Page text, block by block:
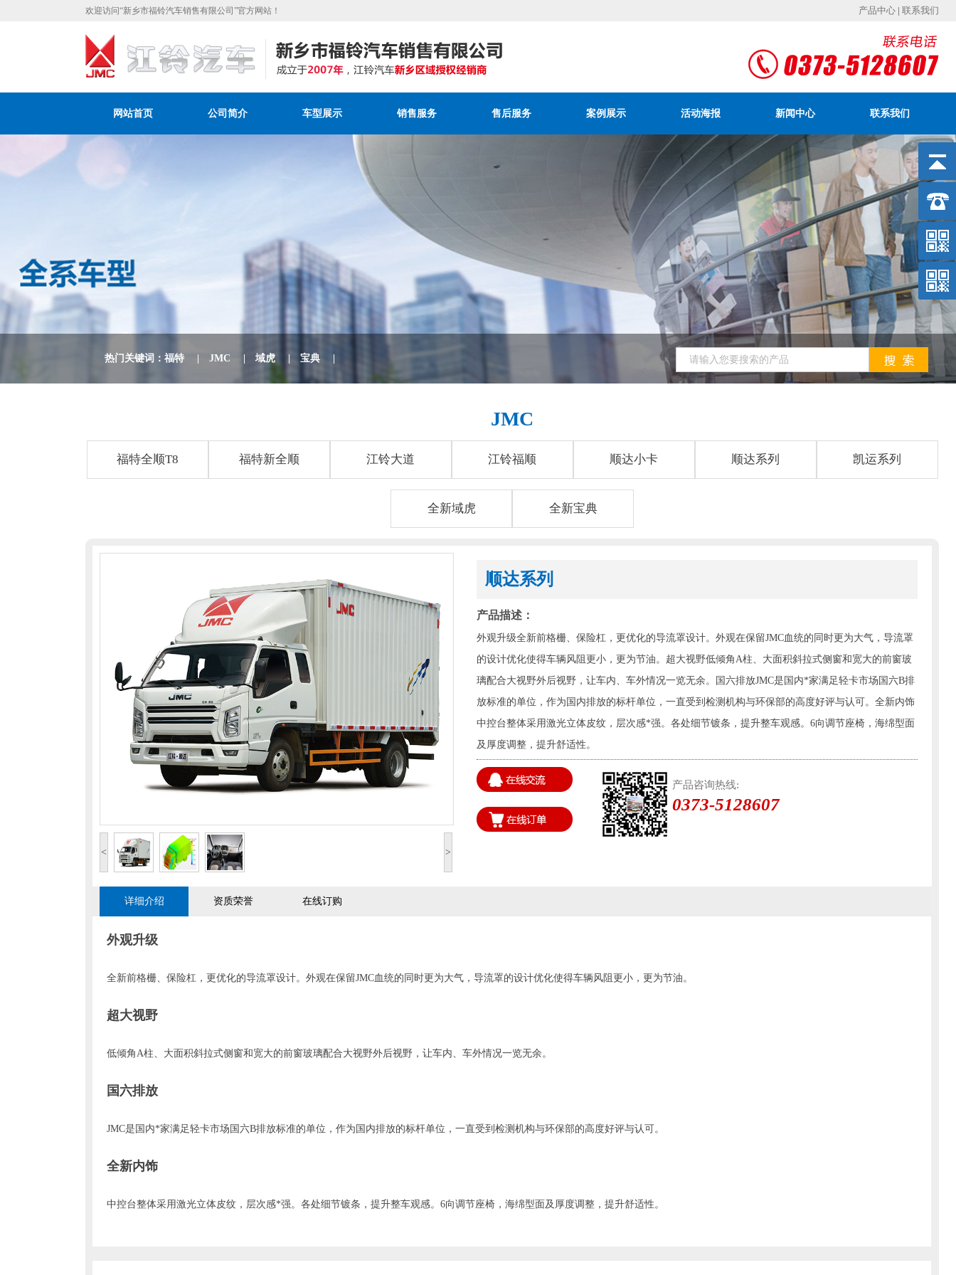
欢迎访问“新乡市福铃汽车销售有限公司”官方网站！ 产品中心 | 联系我们
网站首页 公司简介 车型展示 销售服务 售后服务 案例展示 活动海报 新闻中心 联系我们
热门关键词： 福特 JMC 域虎 宝典
JMC
福特全顺T8 福特新全顺 江铃大道 江铃福顺 顺达小卡 顺达系列 凯运系列
全新域虎 全新宝典
< >
顺达系列
产品描述：
外观升级全新前格栅、保险杠，更优化的导流罩设计。外观在保留JMC血统的同时更为大气，导流罩
的设计优化使得车辆风阻更小，更为节油。超大视野低倾角A柱、大面积斜拉式侧窗和宽大的前窗玻
璃配合大视野外后视野，让车内、车外情况一览无余。国六排放JMC是国内*家满足轻卡市场国六B排
放标准的单位，作为国内排放的标杆单位，一直受到检测机构与环保部的高度好评与认可。全新内饰
中控台整体采用激光立体皮纹，层次感*强。各处细节镀条，提升整车观感。6向调节座椅，海绵型面
及厚度调整，提升舒适性。
产品咨询热线:
0373-5128607
详细介绍 资质荣誉 在线订购
外观升级
全新前格栅、保险杠，更优化的导流罩设计。外观在保留JMC血统的同时更为大气，导流罩的设计优化使得车辆风阻更小，更为节油。
超大视野
低倾角A柱、大面积斜拉式侧窗和宽大的前窗玻璃配合大视野外后视野，让车内、车外情况一览无余。
国六排放
JMC是国内*家满足轻卡市场国六B排放标准的单位，作为国内排放的标杆单位，一直受到检测机构与环保部的高度好评与认可。
全新内饰
中控台整体采用激光立体皮纹，层次感*强。各处细节镀条，提升整车观感。6向调节座椅，海绵型面及厚度调整，提升舒适性。